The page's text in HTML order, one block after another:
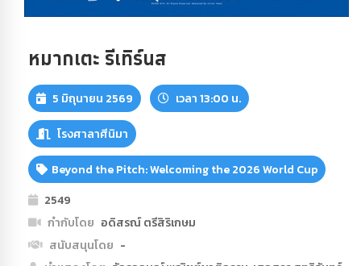
หมากเตะ รีเทิร์นส
5 มิถุนายน 2569 เวลา 13:00 น.
โรงศาลาศีนิมา
Beyond the Pitch: Welcoming the 2026 World Cup
2549
กำกับโดย อดิสรณ์ ตรีสิริเกษม
สนับสนุนโดย -